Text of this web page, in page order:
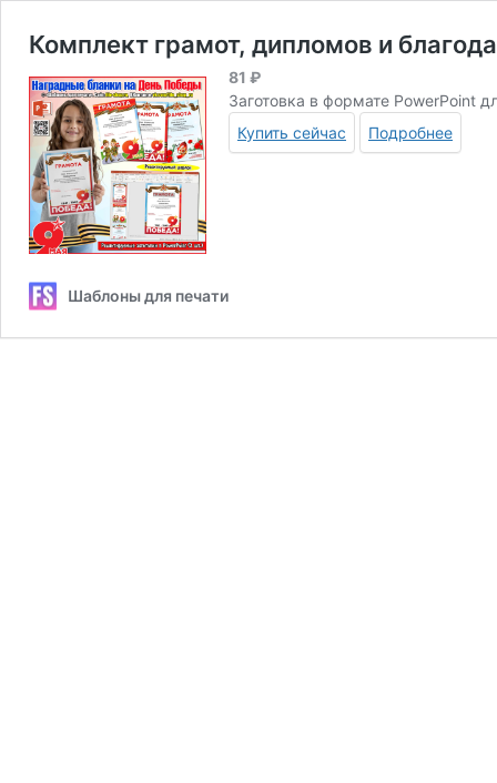
Комплект грамот, дипломов и
81 ₽
Заготовка в формате PowerPoint
Купить сейчас
Подробнее
Шаблоны для печати